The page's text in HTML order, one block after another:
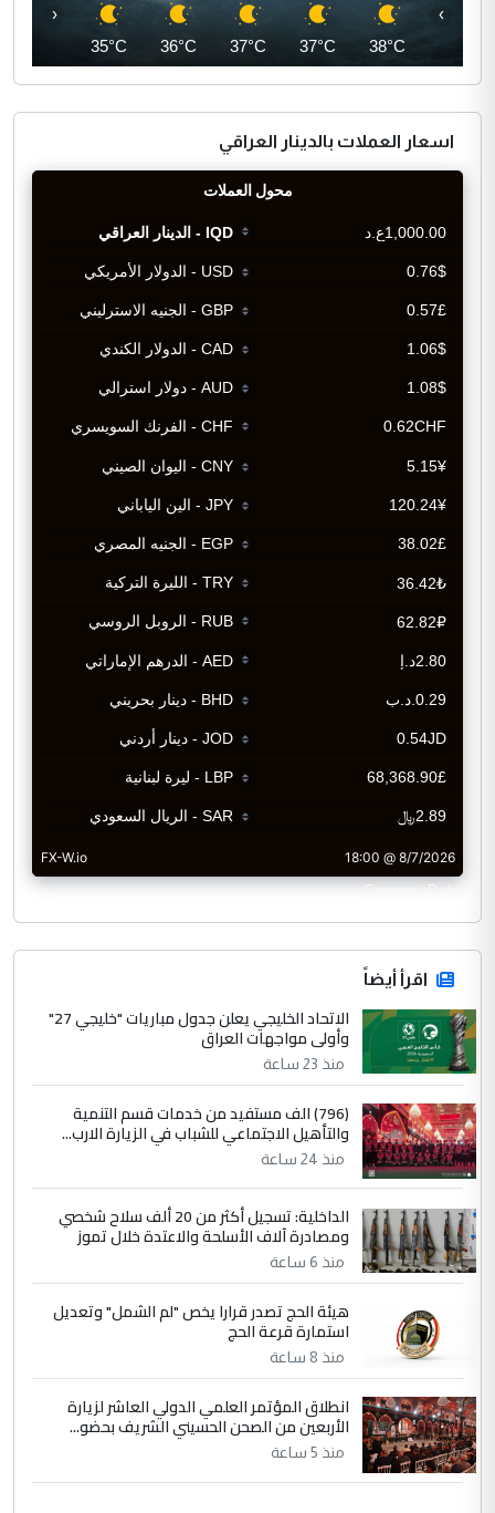
38°C
37°C
37°C
36°C
35°C
‹ ›
اسعار العملات بالدينار العراقي
CurrencyRate
اقرأ أيضاً
الاتحاد الخليجي يعلن جدول مباريات "خليجي 27"
وأولى مواجهات العراق
منذ 23 ساعة
(796) الف مستفيد من خدمات قسم التنمية
والتأهيل الاجتماعي للشباب في الزيارة الارب...
منذ 24 ساعة
الداخلية: تسجيل أكثر من 20 ألف سلاح شخصي
ومصادرة آلاف الأسلحة والاعتدة خلال تموز
منذ 6 ساعة
هيئة الحج تصدر قرارا يخص "لم الشمل" وتعديل
استمارة قرعة الحج
منذ 8 ساعة
انطلاق المؤتمر العلمي الدولي العاشر لزيارة
الأربعين من الصحن الحسيني الشريف بحضو...
منذ 5 ساعة